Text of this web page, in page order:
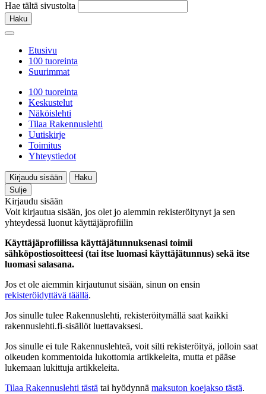
Hae tältä sivustolta
Haku
Etusivu
100 tuoreinta
Suurimmat
100 tuoreinta
Keskustelut
Näköislehti
Tilaa Rakennuslehti
Uutiskirje
Toimitus
Yhteystiedot
Kirjaudu sisään
Haku
Sulje
Kirjaudu sisään
Voit kirjautua sisään, jos olet jo aiemmin rekisteröitynyt ja sen
yhteydessä luonut käyttäjäprofiilin
Käyttäjäprofiilissa käyttäjätunnuksenasi toimii
sähköpostiosoitteesi (tai itse luomasi käyttäjätunnus) sekä itse
luomasi salasana.
Jos et ole aiemmin kirjautunut sisään, sinun on ensin
rekisteröidyttävä täällä.
Jos sinulle tulee Rakennuslehti, rekisteröitymällä saat kaikki
rakennuslehti.fi-sisällöt luettavaksesi.
Jos sinulle ei tule Rakennuslehteä, voit silti rekisteröityä, jolloin saat
oikeuden kommentoida lukottomia artikkeleita, mutta et pääse
lukemaan lukittuja artikkeleita.
Tilaa Rakennuslehti tästä tai hyödynnä maksuton koejakso tästä.